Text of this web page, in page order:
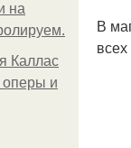
на
Каллас
оперы и
В